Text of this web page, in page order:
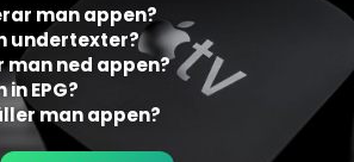
man appen?
undertexter?
ned appen?
EPG?
man appen?